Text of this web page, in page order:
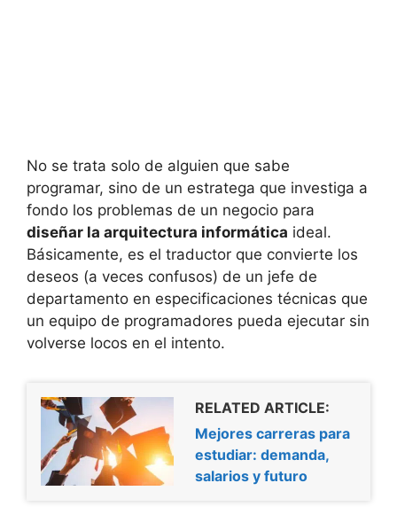
No se trata solo de alguien que sabe
programar, sino de un estratega que investiga a
fondo los problemas de un negocio para
diseñar la arquitectura informática ideal.
Básicamente, es el traductor que convierte los
deseos (a veces confusos) de un jefe de
departamento en especificaciones técnicas que
un equipo de programadores pueda ejecutar sin
volverse locos en el intento.
RELATED ARTICLE:
Mejores carreras para
estudiar: demanda,
salarios y futuro